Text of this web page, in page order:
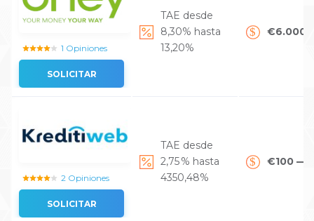
1 Opiniones
SOLICITAR
TAE desde
8,30% hasta
13,20%
€6.000
2 Opiniones
SOLICITAR
TAE desde
2,75 % hasta
4350,48%
€100 —